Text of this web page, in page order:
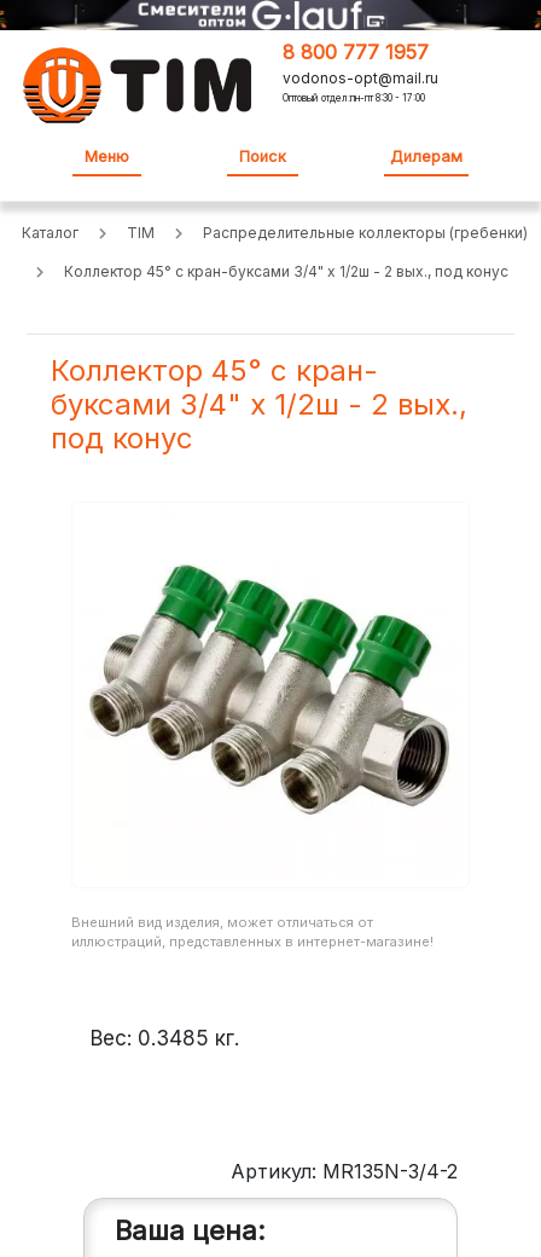
8 800 777 1957
vodonos-opt@mail.ru
Оптовый отдел:пн-пт 8:30 - 17:00
Меню Поиск Дилерам
Каталог TIM Распределительные коллекторы (гребенки)
Коллектор 45° с кран-буксами 3/4" х 1/2ш - 2 вых., под конус
Коллектор 45° с кран-
буксами 3/4" х 1/2ш - 2 вых.,
под конус
Внешний вид изделия, может отличаться от
иллюстраций, представленных в интернет-магазине!
Вес: 0.3485 кг.
Артикул: MR135N-3/4-2
Ваша цена: